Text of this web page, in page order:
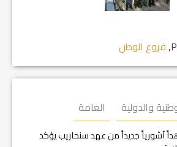
,فروع الوطن
والدولية العامة
آشورياً جديداً من عهد سنحاريب يؤكد